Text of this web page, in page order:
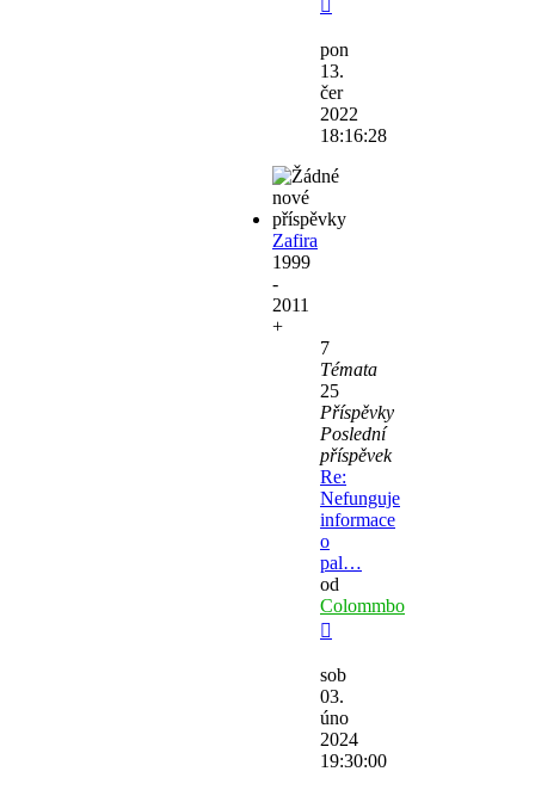
poslední
příspěvek
pon
13.
čer
2022
18:16:28
Zafira
1999
-
2011
+
7
Témata
25
Příspěvky
Poslední
příspěvek
Re:
Nefunguje
informace
o
pal…
od
Colommbo
poslední
příspěvek
sob
03.
úno
2024
19:30:00